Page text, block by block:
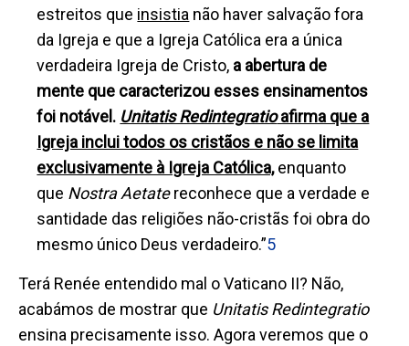
estreitos que insistia não haver salvação fora
da Igreja e que a Igreja Católica era a única
verdadeira Igreja de Cristo, a abertura de
mente que caracterizou esses ensinamentos
foi notável. Unitatis Redintegratioafirma que a
Igreja inclui todos os cristãos e não se limita
exclusivamente à Igreja Católica,enquanto
que Nostra Aetatereconhece que a verdade e
santidade das religiões não-cristãs foi obra do
mesmo único Deus verdadeiro.”5
Terá Renée entendido mal o Vaticano II? Não,
acabámos de mostrar que Unitatis Redintegratio
ensina precisamente isso. Agora veremos que o